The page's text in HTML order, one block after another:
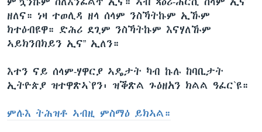
ዘለና። ነዛ ተወሊዳ ዘላ ሰላም ንስኻትኩም ኢኹም
ክተዕብዩዋ። ድሕሪ ደጊም ንስኻትኩም እናሃለኹም
ኣይክንበክይን ኢና” ኢለን።
እተን ናይ ሰላም-ሃዋርያ ኣዴታት ካብ ኩሉ ከባቢታት
ኢትዮጵያ ዝተዋጽኣ`የን፡ ዝቕጽል ጉዕዘአን ክልል ዓፈር`ዩ።
ምሉእ ትሕዝቶ ኣብዚ ምስማዕ ይክኣል።